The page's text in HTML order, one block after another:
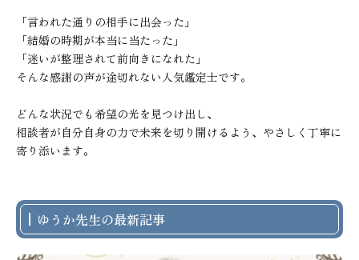
「言われた通りの相手に出会った」
「結婚の時期が本当に当たった」
「迷いが整理されて前向きになれた」
そんな感謝の声が途切れない人気鑑定士です。
どんな状況でも希望の光を見つけ出し、
相談者が自分自身の力で未来を切り開けるよう、やさしく丁寧に
寄り添います。
ゆうか先生の最新記事